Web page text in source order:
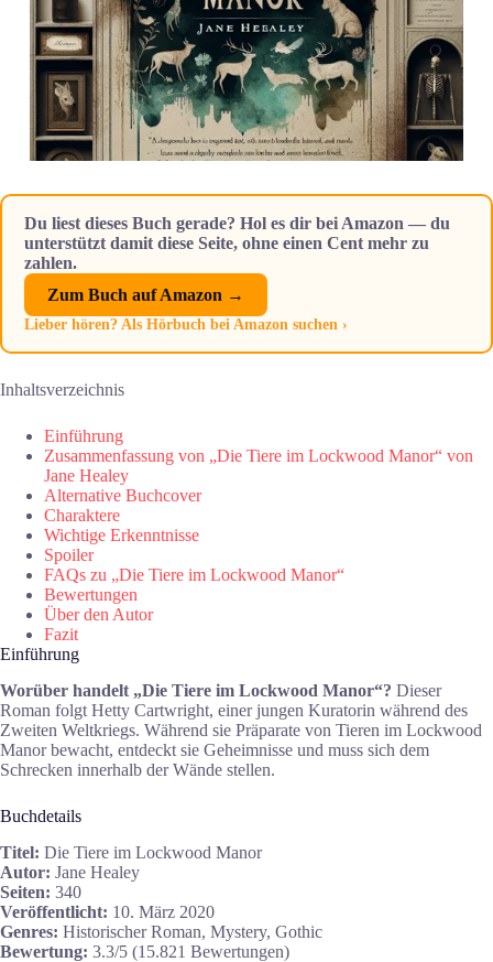
Du liest dieses Buch gerade? Hol es dir bei Amazon — du
unterstützt damit diese Seite, ohne einen Cent mehr zu
zahlen.
Zum Buch auf Amazon →
Lieber hören? Als Hörbuch bei Amazon suchen ›
Inhaltsverzeichnis
Einführung
Zusammenfassung von „Die Tiere im Lockwood Manor“ von
Jane Healey
Alternative Buchcover
Charaktere
Wichtige Erkenntnisse
Spoiler
FAQs zu „Die Tiere im Lockwood Manor“
Bewertungen
Über den Autor
Fazit
Einführung
Worüber handelt „Die Tiere im Lockwood Manor“? Dieser
Roman folgt Hetty Cartwright, einer jungen Kuratorin während des
Zweiten Weltkriegs. Während sie Präparate von Tieren im Lockwood
Manor bewacht, entdeckt sie Geheimnisse und muss sich dem
Schrecken innerhalb der Wände stellen.
Buchdetails
Titel: Die Tiere im Lockwood Manor
Autor: Jane Healey
Seiten: 340
Veröffentlicht: 10. März 2020
Genres: Historischer Roman, Mystery, Gothic
Bewertung: 3.3/5 (15.821 Bewertungen)